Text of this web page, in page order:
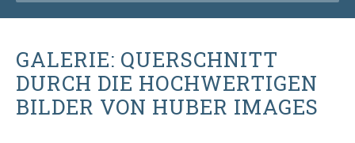
GALERIE: QUERSCHNITT
DURCH DIE HOCHWERTIGEN
BILDER VON HUBER IMAGES